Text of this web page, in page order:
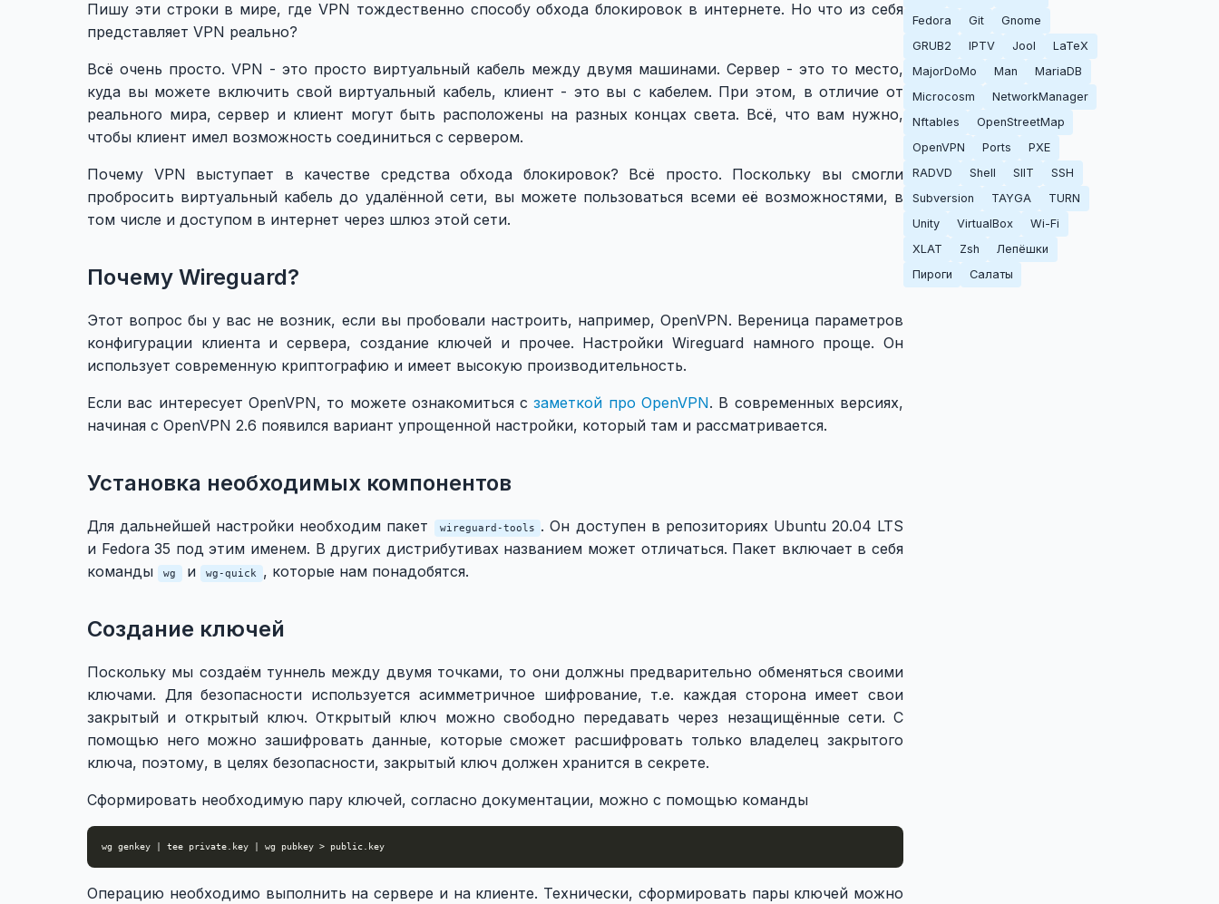
Пишу эти строки в мире, где VPN тождественно способу обхода блокировок в интернете. Но что из себя
представляет VPN реально?
Всё очень просто. VPN - это просто виртуальный кабель между двумя машинами. Сервер - это то место,
куда вы можете включить свой виртуальный кабель, клиент - это вы с кабелем. При этом, в отличие от
реального мира, сервер и клиент могут быть расположены на разных концах света. Всё, что вам нужно,
чтобы клиент имел возможность соединиться с сервером.
Почему VPN выступает в качестве средства обхода блокировок? Всё просто. Поскольку вы смогли
пробросить виртуальный кабель до удалённой сети, вы можете пользоваться всеми её возможностями, в
том числе и доступом в интернет через шлюз этой сети.
Почему Wireguard?
Этот вопрос бы у вас не возник, если вы пробовали настроить, например, OpenVPN. Вереница параметров
конфигурации клиента и сервера, создание ключей и прочее. Настройки Wireguard намного проще. Он
использует современную криптографию и имеет высокую производительность.
Если вас интересует OpenVPN, то можете ознакомиться сзаметкой про OpenVPN. В современных версиях,
начиная с OpenVPN 2.6 появился вариант упрощенной настройки, который там и рассматривается.
Установка необходимых компонентов
Для дальнейшей настройки необходим пакет wireguard-tools . Он доступен в репозиториях Ubuntu 20.04 LTS
и Fedora 35 под этим именем. В других дистрибутивах названием может отличаться. Пакет включает в себя
команды
wg и wg-quick , которые нам понадобятся.
Создание ключей
Поскольку мы создаём туннель между двумя точками, то они должны предварительно обменяться своими
ключами. Для безопасности используется асимметричное шифрование, т.е. каждая сторона имеет свои
закрытый и открытый ключ. Открытый ключ можно свободно передавать через незащищённые сети. С
помощью него можно зашифровать данные, которые сможет расшифровать только владелец закрытого
ключа, поэтому, в целях безопасности, закрытый ключ должен хранится в секрете.
Сформировать необходимую пару ключей, согласно документации, можно с помощью команды
Операцию необходимо выполнить на сервере и на клиенте. Технически, сформировать пары ключей можно
Fedora
Git
Gnome
GRUB2
IPTV Jool
LaTeX
MajorDoMo
Man
MariaDB
Microcosm
NetworkManager
Nftables
OpenStreetMap
OpenVPN
Ports
PXE
RADVD
Shell SIIT
SSH
Subversion
TAYGA
TURN
Unity
VirtualBox
Wi-Fi
XLAT
Zsh
Лепёшки
Пироги
Салаты